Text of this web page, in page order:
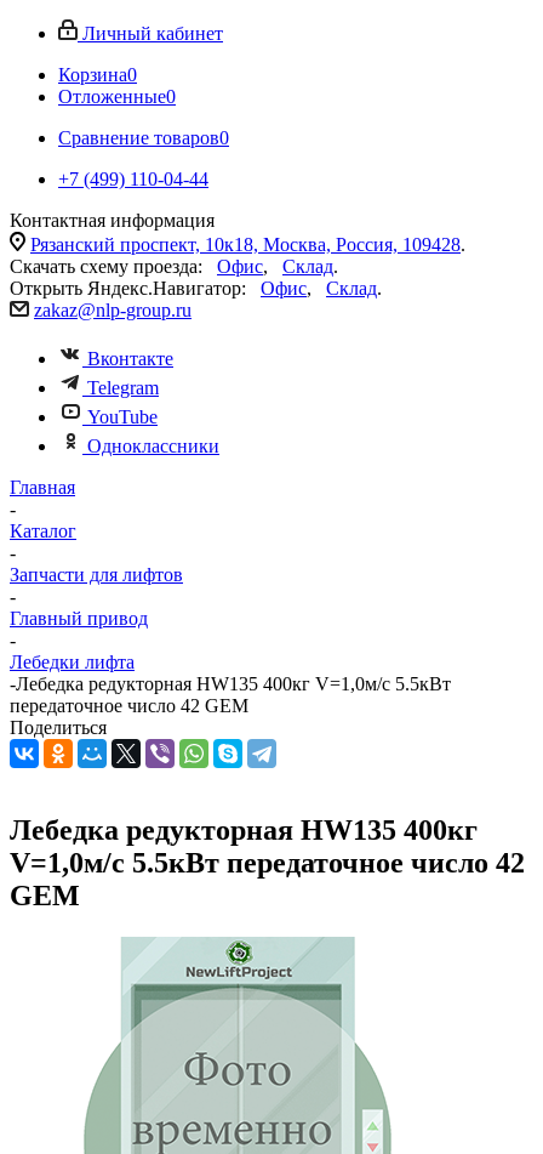
Личный кабинет
Корзина0
Отложенные0
Сравнение товаров0
+7 (499) 110-04-44
Контактная информация
Рязанский проспект, 10к18, Москва, Россия, 109428.
Скачать схему проезда: Офис, Склад.
Открыть Яндекс.Навигатор: Офис, Склад.
zakaz@nlp-group.ru
Вконтакте
Telegram
YouTube
Одноклассники
Главная
-
Каталог
-
Запчасти для лифтов
-
Главный привод
-
Лебедки лифта
-Лебедка редукторная HW135 400кг V=1,0м/с 5.5кВт
передаточное число 42 GEM
Поделиться
Лебедка редукторная HW135 400кг
V=1,0м/с 5.5кВт передаточное число 42
GEM